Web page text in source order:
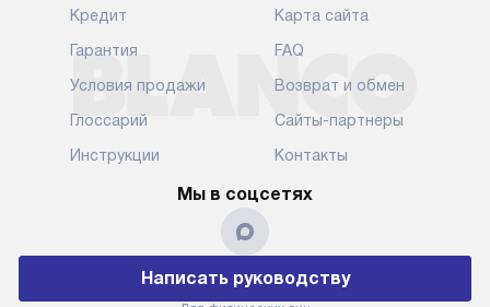
В установленный день наша
упакованный прибор прямо
к вашей двери или до прихожей.
Если вам необходимо
переместить прибор к месту его
установки, пожалуйста,
предварительно обсудите это
с нашим менеджером. Эта
подлежит оплате. Важно
помнить, что если размеры
прибора не позволяют его
первый
Кредит
Гарантия
Условия продажи
Глоссарий
Инструкции
Карта сайта
FAQ
Возврат и обмен
Сайты-партнеры
Контакты
Мы в соцсетях
Написать руководству